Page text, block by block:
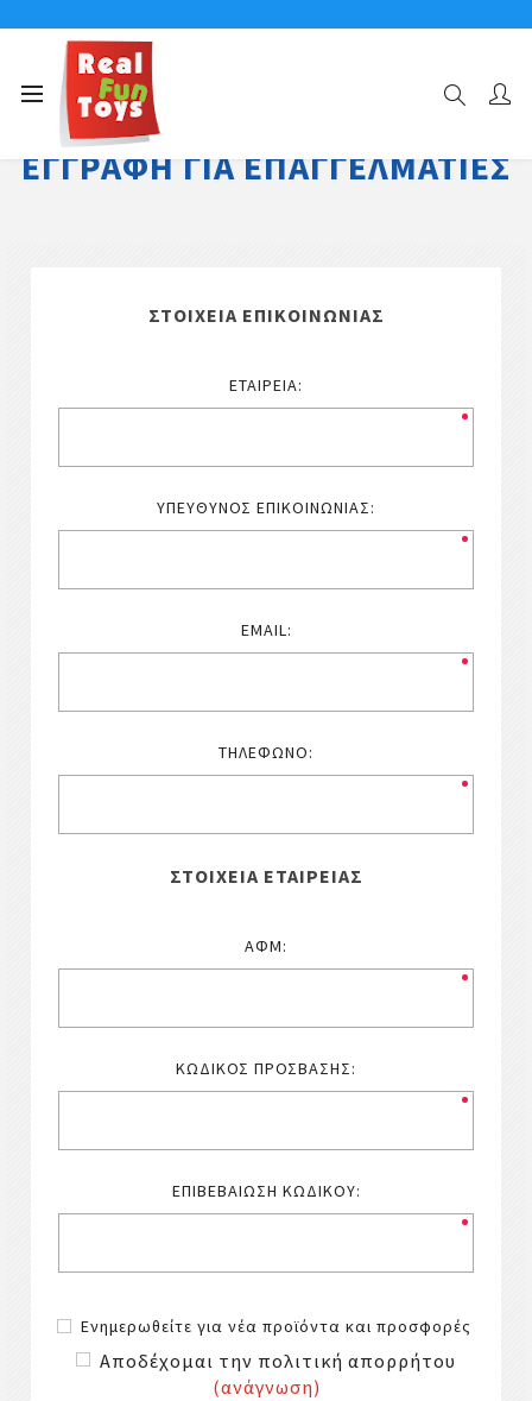
ΕΓΓΡΑΦΉ ΓΙΑ ΕΠΑΓΓΕΛΜΑΤΊΕΣ
ΣΤΟΙΧΕΊΑ ΕΠΙΚΟΙΝΩΝΊΑΣ
ΕΤΑΙΡΕΊΑ:
ΥΠΕΎΘΥΝΟΣ ΕΠΙΚΟΙΝΩΝΊΑΣ:
EMAIL:
ΤΗΛΈΦΩΝΟ:
ΣΤΟΙΧΕΊΑ ΕΤΑΙΡΕΊΑΣ
ΑΦΜ:
ΚΩΔΙΚΌΣ ΠΡΌΣΒΑΣΗΣ:
ΕΠΙΒΕΒΑΊΩΣΗ ΚΩΔΙΚΟΎ:
Ενημερωθείτε για νέα προϊόντα και προσφορές
Αποδέχομαι την πολιτική απορρήτου
(ανάγνωση)